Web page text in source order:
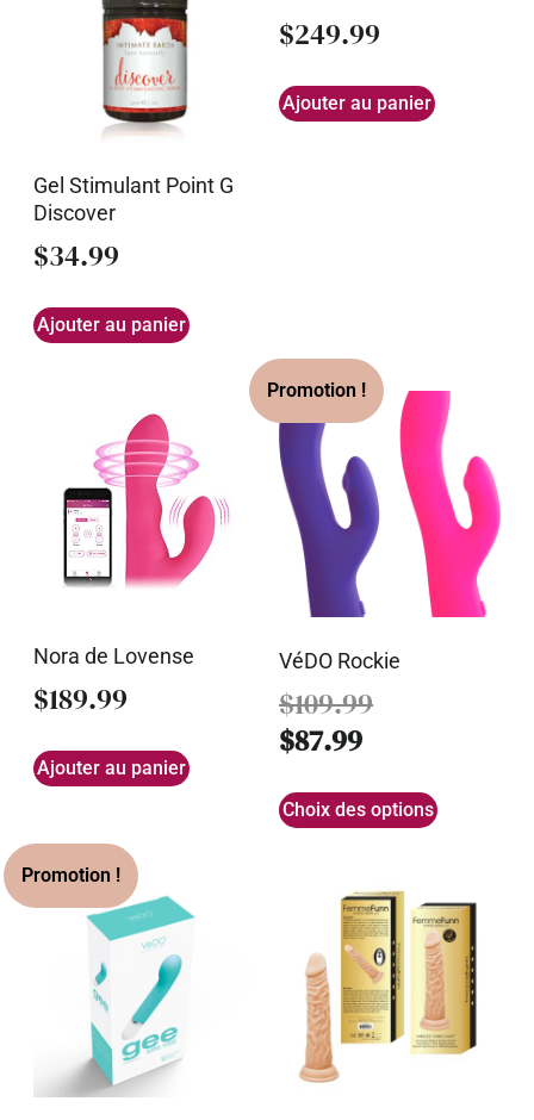
Gel Stimulant Point G
Discover
$34.99
Ajouter au panier
$249.99
Ajouter au panier
Nora de Lovense
$189.99
Ajouter au panier
VéDO Rockie
$109.99
$87.99
Choix des options